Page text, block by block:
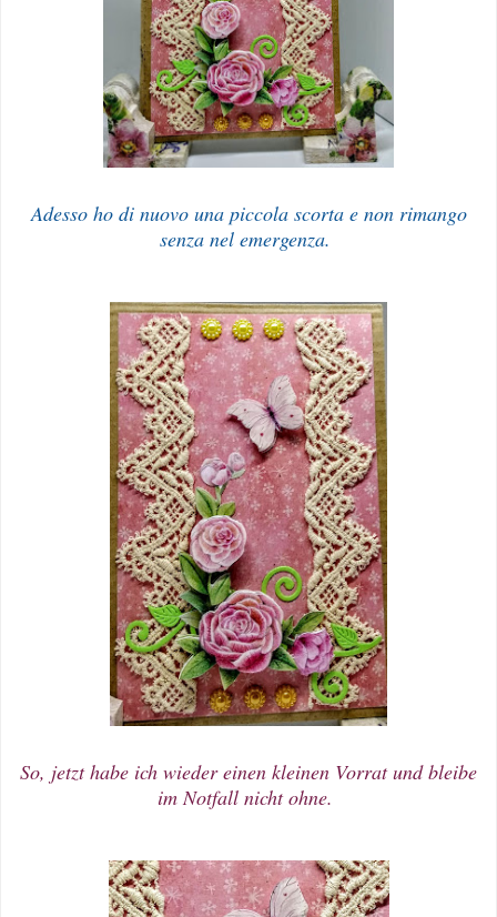
Adesso ho di nuovo una piccola scorta e non rimango
senza nel emergenza.
So, jetzt habe ich wieder einen kleinen Vorrat und bleibe
im Notfall nicht ohne.